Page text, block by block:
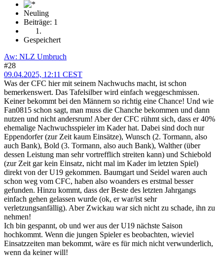
Neuling
Beiträge: 1
Gespeichert
Aw: NLZ Umbruch
#28
09.04.2025, 12:11 CEST
Was der CFC hier mit seinem Nachwuchs macht, ist schon
bemerkenswert. Das Tafelsilber wird einfach weggeschmissen.
Keiner bekommt bei den Männern so richtig eine Chance! Und wie
Fan0815 schon sagt, man muss die Chanche bekommen und dann
nutzen und nicht andersrum! Aber der CFC rühmt sich, dass er 40%
ehemalige Nachwuchsspieler im Kader hat. Dabei sind doch nur
Eppendorfer (zur Zeit kaum Einsätze), Wunsch (2. Tormann, also
auch Bank), Bold (3. Tormann, also auch Bank), Walther (über
dessen Leistung man sehr vortrefflich streiten kann) und Schiebold
(zur Zeit gar kein Einsatz, nicht mal im Kader im letzten Spiel)
direkt von der U19 gekommen. Baumgart und Seidel waren auch
schon weg vom CFC, haben also woanders es erstmal besser
gefunden. Hinzu kommt, dass der Beste des letzten Jahrgangs
einfach gehen gelassen wurde (ok, er war/ist sehr
verletzungsanfällig). Aber Zwickau war sich nicht zu schade, ihn zu
nehmen!
Ich bin gespannt, ob und wer aus der U19 nächste Saison
hochkommt. Wenn die jungen Spieler es beobachten, wieviel
Einsatzzeiten man bekommt, wäre es für mich nicht verwunderlich,
wenn da keiner will!